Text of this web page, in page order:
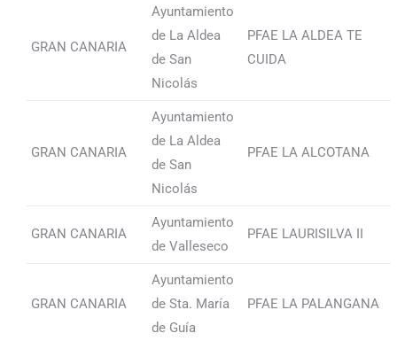
GRAN CANARIA
Ayuntamiento
de La Aldea
de San
Nicolás
PFAE LA ALDEA TE
CUIDA
GRAN CANARIA
Ayuntamiento
de La Aldea
de San
Nicolás
PFAE LA ALCOTANA
GRAN CANARIA
Ayuntamiento
de Valleseco
PFAE LAURISILVA II
GRAN CANARIA
Ayuntamiento
de Sta. María
de Guía
PFAE LA PALANGANA